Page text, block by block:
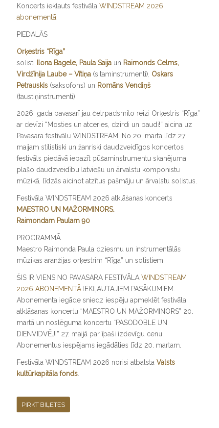
Koncerts iekļauts festivāla WINDSTREAM 2026
abonementā
PIEDALĀS
Orķestris “Rīga”
solisti Ilona Bagele, Paula Saija un Raimonds Celms,
Virdžīnija Laube – Vītiņa (sitaminstrumenti), Oskars
Petrauskis (saksofons) un Romāns Vendiņš
(taustiņinstrumenti)
2026. gada pavasarī jau četrpadsmito reizi Orķestris “Rīga”
ar devīzi “Mosties un atceries, dzirdi un baudi!” aicina uz
Pavasara festivālu WINDSTREAM. No 20. marta līdz 27.
maijam stilistiski un žanriski daudzveidīgos koncertos
festivāls piedāvā iepazīt pūšaminstrumentu skanējuma
plašo daudzveidību latviešu un ārvalstu komponistu
mūzikā, līdzās aicinot atzītus pašmāju un ārvalstu solistus.
Festivāla WINDSTREAM 2026 atklāšanas koncerts
MAESTRO UN MAŽORMINORS.
Raimondam Paulam 90
PROGRAMMĀ
Maestro Raimonda Paula dziesmu un instrumentālās
mūzikas aranžijas orķestrim “Rīga” un solistiem.
​ŠIS IR VIENS NO PAVASARA FESTIVĀLA WINDSTREAM
2026 ABONEMENTĀIEKĻAUTAJIEM PASĀKUMIEM.
Abonementa iegāde sniedz iespēju apmeklēt festivāla
atklāšanas koncertu “MAESTRO UN MAŽORMINORS” 20.
martā un noslēguma koncertu “PASODOBLE UN
DIENVIDVĒJI” 27. maijā par īpaši izdevīgu cenu.
Abonementus iespējams iegādāties līdz 20. martam.
Festivāla WINDSTREAM 2026 norisi atbalsta Valsts
kultūrkapitāla fonds.
PIRKT BIĻETES